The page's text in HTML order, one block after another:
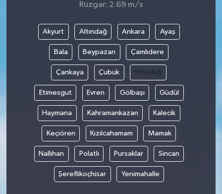
Rüzgar: 2.69 m/s
Akyurt Altındağ Ankara Ayaş
Bala Beypazarı Çamlıdere
Çankaya Çubuk Elmadağ
Etimesgut Evren Gölbaşı Güdül
Haymana Kahramankazan Kalecik
Keçiören Kızılcahamam Mamak
Nallıhan Polatlı Pursaklar Sincan
Şereflikoçhisar Yenimahalle